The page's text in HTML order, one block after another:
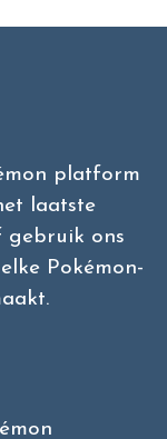
platform
laatste
gebruik ons
Pokémon-